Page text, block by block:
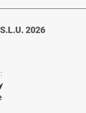
2026
Ir
de
La
Voz